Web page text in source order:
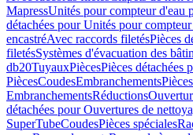
MapressUnités pour compteur d'eau
détachées pour Unités pour
encastréAvec raccords filetésPièces
filetésSystèmes d'évacuation des
db20TuyauxPiècesPièces détachées
PiècesCoudesEmbranchements
EmbranchementsRéductions
détachées pour Ouvertures de
SuperTubeCoudesPièces spéciales